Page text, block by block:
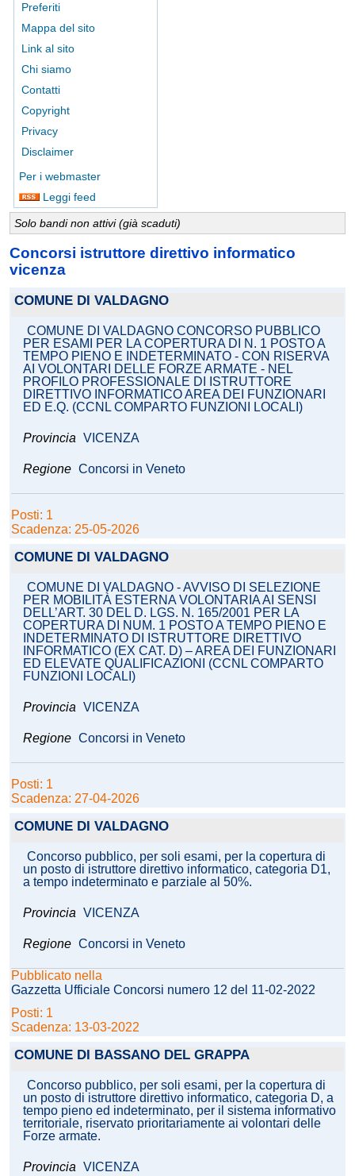
Preferiti
Mappa del sito
Link al sito
Chi siamo
Contatti
Copyright
Privacy
Disclaimer
Per i webmaster
Leggi feed
Solo bandi non attivi (già scaduti)
Concorsi istruttore direttivo informatico
vicenza
COMUNE DI VALDAGNO
COMUNE DI VALDAGNO CONCORSO PUBBLICO
PER ESAMI PER LA COPERTURA DI N. 1 POSTO A
TEMPO PIENO E INDETERMINATO - CON RISERVA
AI VOLONTARI DELLE FORZE ARMATE - NEL
PROFILO PROFESSIONALE DI ISTRUTTORE
DIRETTIVO INFORMATICO AREA DEI FUNZIONARI
ED E.Q. (CCNL COMPARTO FUNZIONI LOCALI)
Provincia VICENZA
Regione Concorsi in Veneto
Posti: 1
Scadenza: 25-05-2026
COMUNE DI VALDAGNO
COMUNE DI VALDAGNO - AVVISO DI SELEZIONE
PER MOBILITÀ ESTERNA VOLONTARIA AI SENSI
DELL’ART. 30 DEL D. LGS. N. 165/2001 PER LA
COPERTURA DI NUM. 1 POSTO A TEMPO PIENO E
INDETERMINATO DI ISTRUTTORE DIRETTIVO
INFORMATICO (EX CAT. D) – AREA DEI FUNZIONARI
ED ELEVATE QUALIFICAZIONI (CCNL COMPARTO
FUNZIONI LOCALI)
Provincia VICENZA
Regione Concorsi in Veneto
Posti: 1
Scadenza: 27-04-2026
COMUNE DI VALDAGNO
Concorso pubblico, per soli esami, per la copertura di
un posto di istruttore direttivo informatico, categoria D1,
a tempo indeterminato e parziale al 50%.
Provincia VICENZA
Regione Concorsi in Veneto
Pubblicato nella
Gazzetta Ufficiale Concorsi numero 12 del 11-02-2022
Posti: 1
Scadenza: 13-03-2022
COMUNE DI BASSANO DEL GRAPPA
Concorso pubblico, per soli esami, per la copertura di
un posto di istruttore direttivo informatico, categoria D, a
tempo pieno ed indeterminato, per il sistema informativo
territoriale, riservato prioritariamente ai volontari delle
Forze armate.
Provincia VICENZA